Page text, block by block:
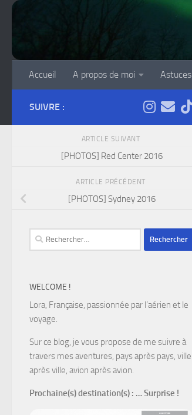
Accueil A propos de moi Astuces
SUIVRE :
ARTICLE SUIVANT
[PHOTOS] Red Center 2016
ARTICLE PRÉCÉDENT
[PHOTOS] Sydney 2016
Rechercher :
WELCOME !
Lora, Française, passionnée par l’aérien et le
voyage.
Sur ce blog, je vous propose de me suivre à
travers mes aventures, pays après pays, ville
après ville, avion après avion.
Prochaine(s) destination(s) : … Surprise !